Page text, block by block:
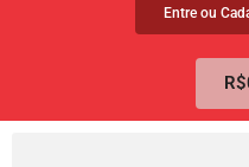
Entre ou
R$